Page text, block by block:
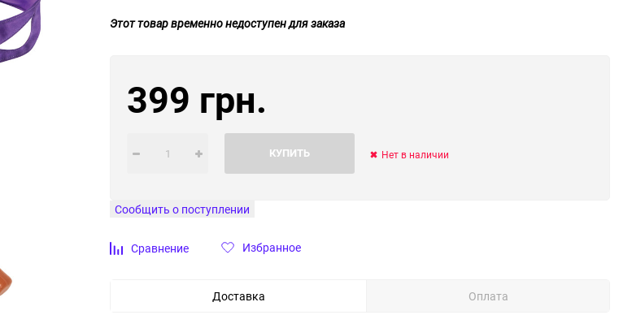
Этот товар временно недоступен для заказа
399 грн.
КУПИТЬ Нет в наличии
Сообщить о поступлении
Сравнение Избранное
Доставка Оплата